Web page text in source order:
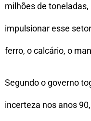
milhões de
impulsionar esse
ferro, o calcário, o
Segundo o governo
incerteza nos anos